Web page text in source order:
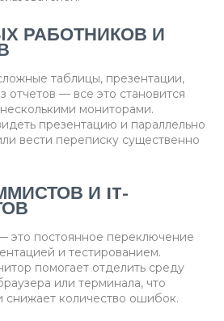
РАБОТНИКОВ И
таблицы, презентации,
отчетов — все это становится
мониторами.
презентацию и параллельно
вести переписку существенно
И IT-
это постоянное переключение
и тестированием.
помогает отделить среду
или терминала, что
снижает количество ошибок.